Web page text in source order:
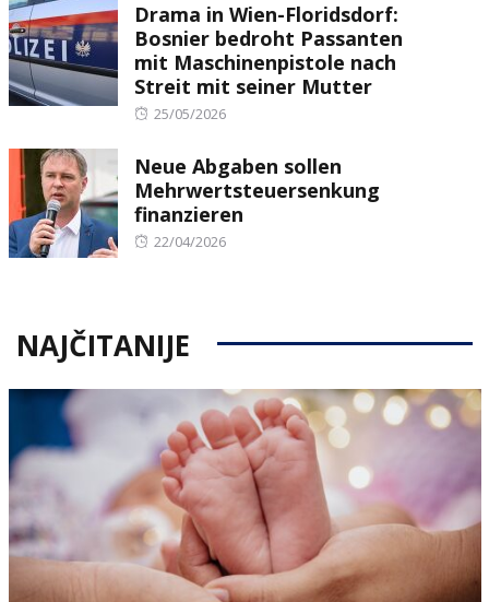
Drama in Wien-Floridsdorf:
Bosnier bedroht Passanten
mit Maschinenpistole nach
Streit mit seiner Mutter
Posted
25/05/2026
Neue Abgaben sollen
Mehrwertsteuersenkung
finanzieren
Posted
22/04/2026
NAJČITANIJE